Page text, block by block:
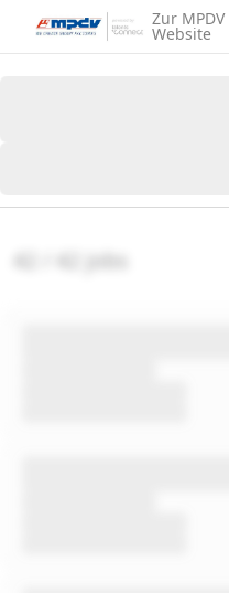
Zur MPDV
Website
42 / 42 jobs